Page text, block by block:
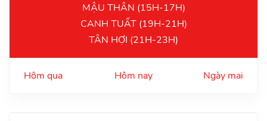
MẬU THÂN (15H-17H)
CANH TUẤT (19H-21H)
TÂN HỢI (21H-23H)
Hôm qua Hôm nay Ngày mai